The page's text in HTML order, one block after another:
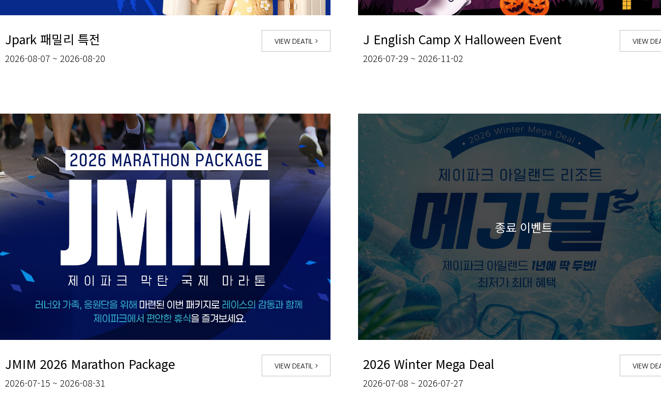
Jpark 패밀리 특전 VIEW DEATIL >
2026-08-07 ~ 2026-08-20
J English Camp X Halloween Event VIEW
2026-07-29 ~ 2026-11-02
JMIM 2026 Marathon Package VIEW DEATIL >
2026-07-15 ~ 2026-08-31
2026 Winter Mega Deal VIEW
2026-07-08 ~ 2026-07-27